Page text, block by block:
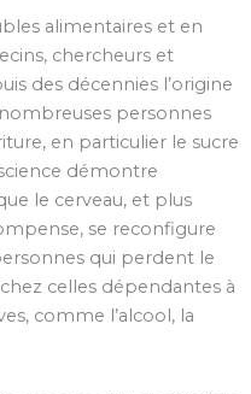
alimentaires et en
chercheurs et
des décennies l’origine
personnes
en particulier le sucre
démontre
le cerveau, et plus
se reconfigure
qui perdent le
celles dépendantes à
comme l’alcool, la